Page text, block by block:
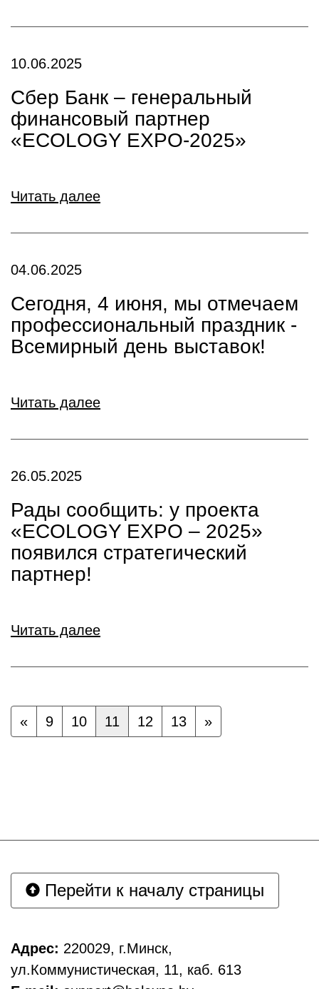
10.06.2025
Сбер Банк – генеральный
финансовый партнер
«ECOLOGY EXPO-2025»
Читать далее
04.06.2025
Сегодня, 4 июня, мы отмечаем
профессиональный праздник -
Всемирный день выставок!
Читать далее
26.05.2025
Рады сообщить: у проекта
«ECOLOGY EXPO – 2025»
появился стратегический
партнер!
Читать далее
« 9 10 11 12 13 »
Перейти к началу страницы
Адрес: 220029, г.Минск,
ул.Коммунистическая, 11, каб. 613